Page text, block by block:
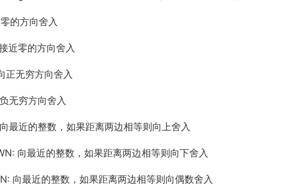
的方向舍入
近零的方向舍入
正无穷方向舍入
无穷方向舍入
最近的整数，如果距离两边相等则向上舍入
向最近的整数，如果距离两边相等则向下舍入
向最近的整数，如果距离两边相等则向偶数舍入